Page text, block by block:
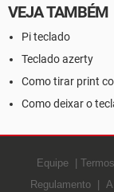
VEJA TAMBÉM
Pi teclado
Teclado azerty
Como tirar print
Como deixar o
Equipe
Regulamento